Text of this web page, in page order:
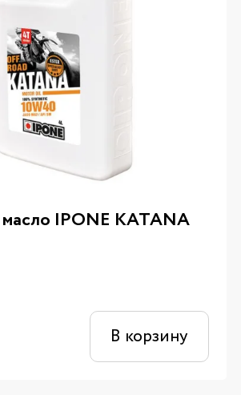
IPONE KATANA
В корзину